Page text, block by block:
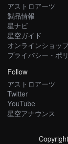
アストロアーツ
製品情報
星ナビ
星空ガイド
オンラインショッ
プライバシー・ポ
Follow
アストロアーツ
Twitter
YouTube
星空アナウンス